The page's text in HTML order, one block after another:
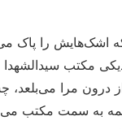
اشک‌هایش را پاک
مکتب
درون مرا می‌بلعد،
به سمت مکتب